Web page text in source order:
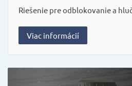
Riešenie pre odblokovanie a
Viac informácií